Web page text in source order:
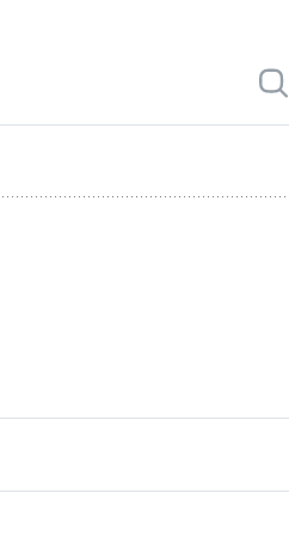
Медиа-центр
Новости в регионе
и аудитРынок акций